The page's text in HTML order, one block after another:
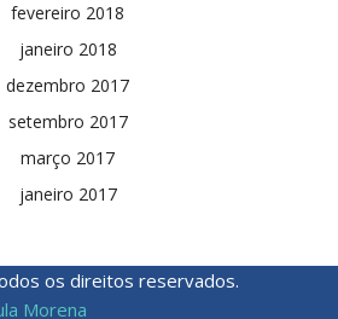
fevereiro 2018
janeiro 2018
dezembro 2017
setembro 2017
março 2017
janeiro 2017
os direitos reservados.
Morena